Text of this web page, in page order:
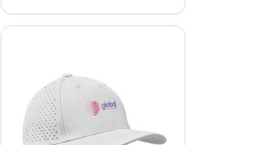
Image